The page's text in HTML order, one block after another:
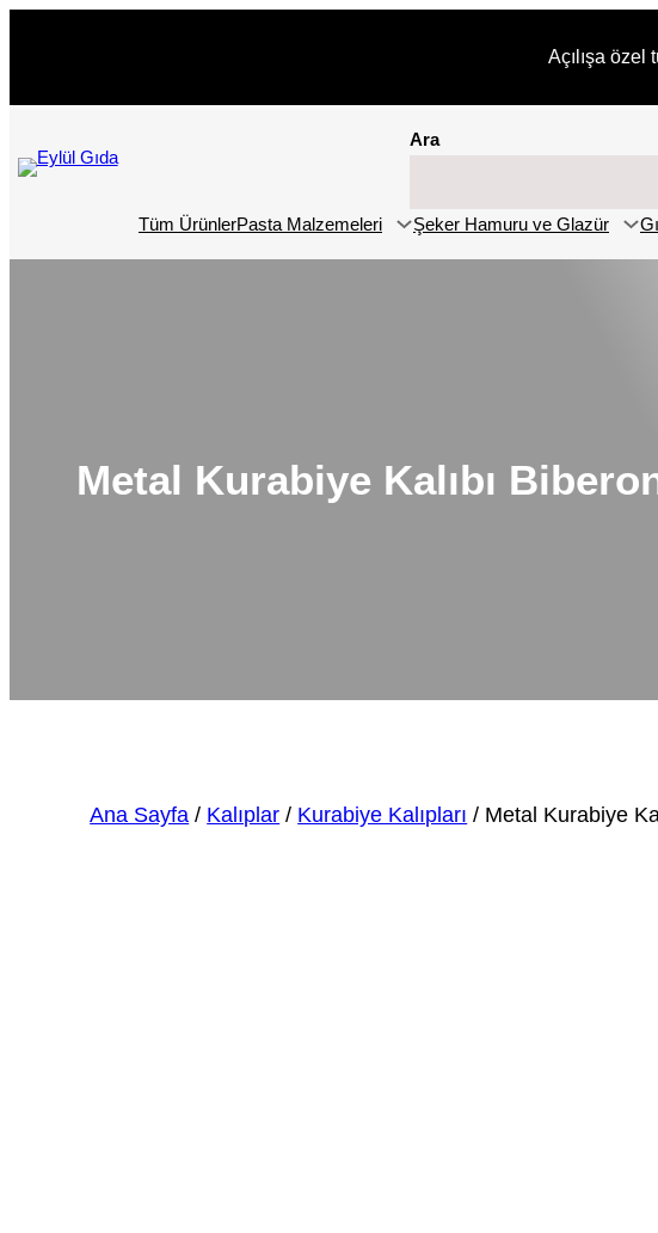
Açılışa özel
Ara
Tüm ÜrünlerPasta Malzemeleri Şeker Hamuru ve Glazür
Metal Kurabiye Kalıbı
Ana Sayfa / Kalıplar / Kurabiye Kalıpları / Metal Kurabiye